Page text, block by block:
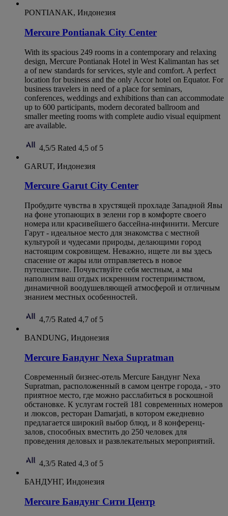
PONTIANAK, Индонезия
Mercure Pontianak City Center
With its spacious 249 rooms in a contemporary and relaxing
design, Mercure Pontianak Hotel in West Kalimantan has set
a of new standards for services, style and comfort. A perfect
location for business and the only Accor hotel on Equator. For
business travelers in need of a place for seminars,
conferences, weddings and exhibitions than can accommodate
up to 600 participants, modern decorated ballroom and
smaller meeting rooms with complete audio visual equipment
are available.
4,5/5 Rated 4,5 of 5
GARUT, Индонезия
Mercure Garut City Center
Пробудите чувства в хрустящей прохладе Западной Явы
на фоне утопающих в зелени гор в комфорте своего
номера или красивейшего бассейна-инфинити. Mercure
Гарут - идеальное место для знакомства с местной
культурой и чудесами природы, делающими город
настоящим сокровищем. Неважно, ищете ли вы здесь
спасение от жары или отправляетесь в новое
путешествие. Почувствуйте себя местным, а мы
наполним ваш отдых искренним гостеприимством,
динамичной воодушевляющей атмосферой и отличным
знанием местных особенностей.
4,7/5 Rated 4,7 of 5
BANDUNG, Индонезия
Mercure Бандунг Nexa Supratman
Современный бизнес-отель Mercure Бандунг Nexa
Supratman, расположенный в самом центре города, - это
приятное место, где можно расслабиться в роскошной
обстановке. К услугам гостей 181 современных номеров
и люксов, ресторан Damarjati, в котором ежедневно
предлагается широкий выбор блюд, и 8 конференц-
залов, способных вместить до 250 человек для
проведения деловых и развлекательных мероприятий.
4,3/5 Rated 4,3 of 5
БАНДУНГ, Индонезия
Mercure Бандунг Сити Центр